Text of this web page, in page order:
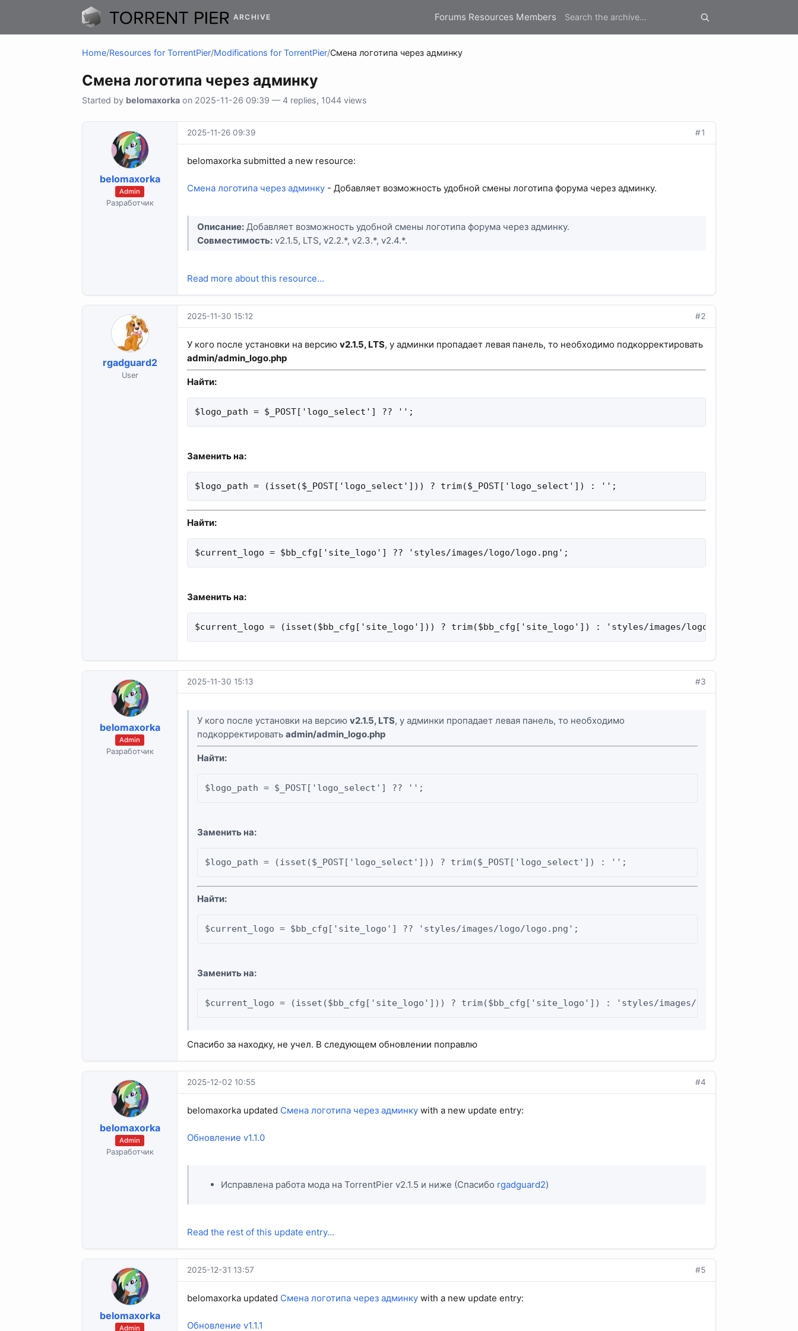
ARCHIVE Forums Resources Members
Home/Resources for TorrentPier/Modifications for TorrentPier/Смена логотипа через админку
Смена логотипа через админку
Started by belomaxorka on 2025-11-26 09:39 — 4 replies, 1044 views
belomaxorka
Admin
Разработчик
2025-11-26 09:39 #1
belomaxorka submitted a new resource:
Смена логотипа через админку - Добавляет возможность удобной смены логотипа форума через админку.
Описание: Добавляет возможность удобной смены логотипа форума через админку.
Совместимость: v2.1.5, LTS, v2.2.*, v2.3.*, v2.4.*.
Read more about this resource...
rgadguard2
User
2025-11-30 15:12 #2
У кого после установки на версию v2.1.5, LTS, у админки пропадает левая панель, то необходимо подкорректировать
admin/admin_logo.php
Найти:
$logo_path = $_POST['logo_select'] ?? '';
Заменить на:
$logo_path = (isset($_POST['logo_select'])) ? trim($_POST['logo_select']) : '';
Найти:
$current_logo = $bb_cfg['site_logo'] ?? 'styles/images/logo/logo.png';
Заменить на:
$current_logo = (isset($bb_cfg['site_logo'])) ? trim($bb_cfg['site_logo']) : 'styles/images/logo/logo.png';
belomaxorka
Admin
Разработчик
2025-11-30 15:13 #3
У кого после установки на версиюv2.1.5, LTS, у админки пропадает левая панель, то необходимо
подкорректироватьadmin/admin_logo.php
Найти:
$logo_path = $_POST['logo_select'] ?? '';
Заменить на:
$logo_path = (isset($_POST['logo_select'])) ? trim($_POST['logo_select']) : '';
Найти:
$current_logo = $bb_cfg['site_logo'] ?? 'styles/images/logo/logo.png';
Заменить на:
$current_logo = (isset($bb_cfg['site_logo'])) ? trim($bb_cfg['site_logo']) : 'styles/images/logo/logo.png';
Спасибо за находку, не учел. В следующем обновлении поправлю
belomaxorka
Admin
Разработчик
2025-12-02 10:55 #4
belomaxorka updated Смена логотипа через админку with a new update entry:
Обновление v1.1.0
Исправлена работа мода на TorrentPier v2.1.5 и ниже (Спасибо rgadguard2)
Read the rest of this update entry...
belomaxorka
Admin
2025-12-31 13:57 #5
belomaxorka updated Смена логотипа через админку with a new update entry:
Обновление v1.1.1